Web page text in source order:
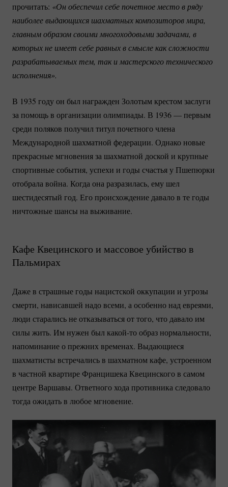
прочитать: «Он обеспечил себе почетное место в ряду
наиболее выдающихся шахматных композиторов мира,
главным образом своими многоходовыми задачами, в
которых не имеет себе равных в смысле как сложности
разрабатываемых тем, так и мастерского технического
исполнения».
В 1935 году он был награжден Золотым крестом заслуги
за помощь в организации олимпиады. В 1936 — первым
среди поляков получил титул почетного члена
Международной шахматной федерации. Однако новые
прекрасные мгновения за шахматной доской и крупные
спортивные события, успехи и годы счастья у Пшепюрки
отобрала война. Когда она разразилась, ему шел
шестидесятый год. Его происхождение давало в те годы
ничтожные шансы на выживание.
Кафе Квецинского и массовое убийство в
Пальмирах
Даже в страшные годы нацистской оккупации и угрозы
смерти, нависавшей надо всеми, а особенно над евреями,
люди старались не отказываться от того, что давало им
силы жить. Им нужен был какой-тообраз нормальности,
напоминание о прежних временах. Выдающиеся
шахматисты встречались в шахматном кафе, устроенном
в частной квартире Францишека Квецинского в самом
центре Варшавы. Ответного хода противника следовало
тогда ожидать в любое мгновение.